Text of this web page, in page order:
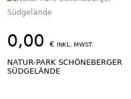
0,00 € INKL. MWST.
NATUR-PARK SCHÖNEBERGER
SÜDGELÄNDE